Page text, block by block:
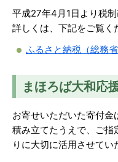
平成27年4月1日より税制
詳しくは、下記をご覧く
ふるさと納税（総務
まほろば大和応
お寄せいただいた寄付金
積み立てたうえで、ご指
りに大切に活用させてい